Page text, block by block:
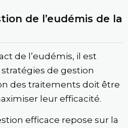
de l’eudémis de la
de l’eudémis, il est
de gestion
des traitements doit être
leur efficacité.
efficace repose sur la